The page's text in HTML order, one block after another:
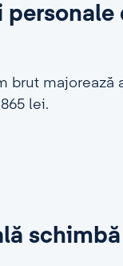
personale
brut majorează
lei.